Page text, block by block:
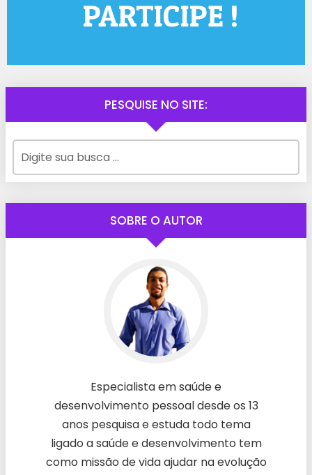
PESQUISE NO SITE:
SOBRE O AUTOR
Especialista em saúde e
desenvolvimento pessoal desde os 13
anos pesquisa e estuda todo tema
ligado a saúde e desenvolvimento tem
como missão de vida ajudar na evolução